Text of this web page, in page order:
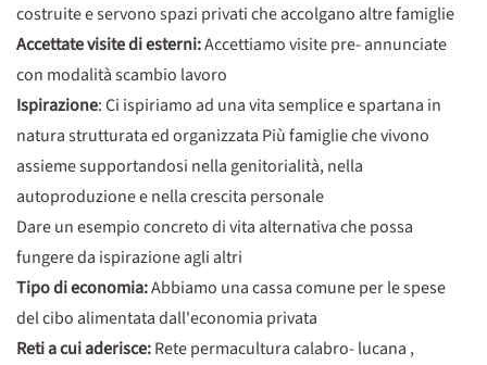
costruite e servono spazi privati che accolgano altre famiglie
Accettate visite di esterni:Accettiamo visite pre- annunciate
con modalità scambio lavoro
Ispirazione: Ci ispiriamo ad una vita semplice e spartana in
natura strutturata ed organizzata Più famiglie che vivono
assieme supportandosi nella genitorialità, nella
autoproduzione e nella crescita personale
Dare un esempio concreto di vita alternativa che possa
fungere da ispirazione agli altri
Tipo di economia:Abbiamo una cassa comune per le spese
del cibo alimentata dall'economia privata
Reti a cui aderisce:Rete permacultura calabro- lucana ,